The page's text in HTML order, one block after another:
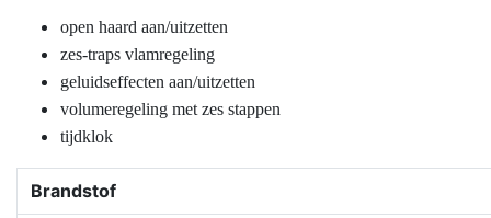
open haard aan/uitzetten
zes-traps vlamregeling
geluidseffecten aan/uitzetten
volumeregeling met zes stappen
tijdklok
Brandstof